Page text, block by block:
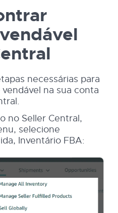
necessárias para
na sua conta
no Seller Central,
selecione
Inventário FBA: